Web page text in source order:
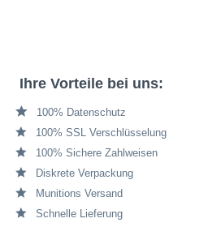
Ihre Vorteile bei uns:
100% Datenschutz
100% SSL Verschlüsselung
100% Sichere Zahlweisen
Diskrete Verpackung
Munitions Versand
Schnelle Lieferung